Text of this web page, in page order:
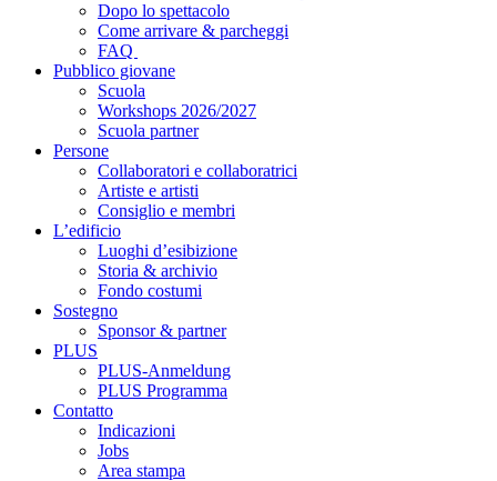
Dopo lo spettacolo
Come arrivare & parcheggi
FAQ
Pubblico giovane
Scuola
Workshops 2026/2027
Scuola partner
Persone
Collaboratori e collaboratrici
Artiste e artisti
Consiglio e membri
L’edificio
Luoghi d’esibizione
Storia & archivio
Fondo costumi
Sostegno
Sponsor & partner
PLUS
PLUS-Anmeldung
PLUS Programma
Contatto
Indicazioni
Jobs
Area stampa